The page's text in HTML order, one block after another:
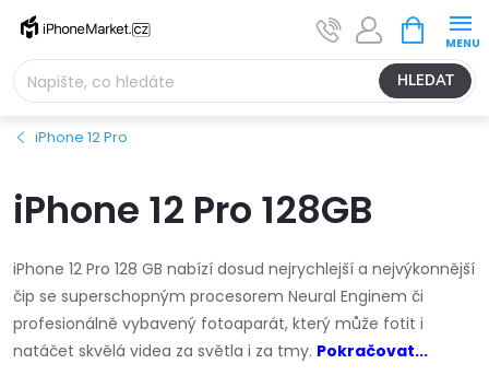
Přejít
obsah
HLEDAT
NÁKUPNÍ
KOŠÍK
iPhone 12 Pro
iPhone 12 Pro 128GB
iPhone 12 Pro 128 GB nabízí dosud nejrychlejší a nejvýkonnější
čip se superschopným procesorem Neural Enginem či
profesionálně vybavený fotoaparát, který může fotit i
natáčet skvělá videa za světla i za tmy. Pokračovat...